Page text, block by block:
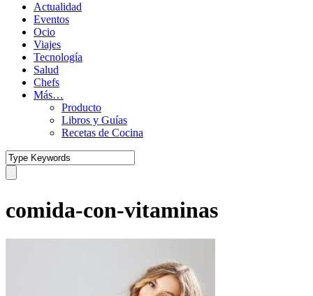
Actualidad
Eventos
Ocio
Viajes
Tecnología
Salud
Chefs
Más…
Producto
Libros y Guías
Recetas de Cocina
comida-con-vitaminas